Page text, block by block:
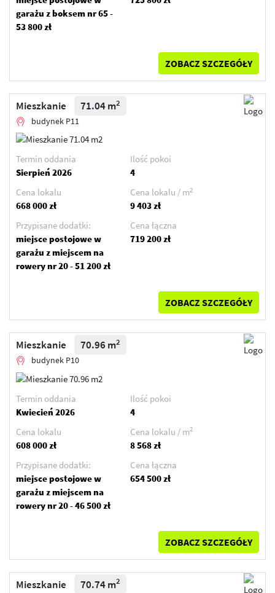
garażu z boksem nr 65 -
53 800 zł
ZOBACZ SZCZEGÓŁY
Mieszkanie 71.04 m2
budynek P11
Termin oddania
Sierpień 2026
Ilość pokoi
4
Cena lokalu
668 000 zł
Cena lokalu / m2
9 403 zł
Przypisane dodatki:
miejsce postojowe w
garażu z miejscem na
rowery nr 20 - 51 200 zł
Cena łączna
719 200 zł
ZOBACZ SZCZEGÓŁY
Mieszkanie 70.96 m2
budynek P10
Termin oddania
Kwiecień 2026
Ilość pokoi
4
Cena lokalu
608 000 zł
Cena lokalu / m2
8 568 zł
Przypisane dodatki:
miejsce postojowe w
garażu z miejscem na
rowery nr 20 - 46 500 zł
Cena łączna
654 500 zł
ZOBACZ SZCZEGÓŁY
Mieszkanie 70.74 m2